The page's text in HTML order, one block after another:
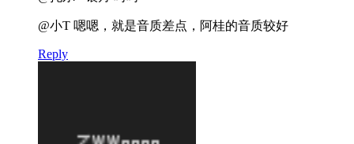
@小T 嗯嗯，就是音质差点，阿桂的音质较好
Reply